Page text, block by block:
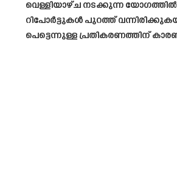
വെള്ളിയാഴ്ച നടക്കുന്ന
റിപോർട്ടുകൾ പുറത്ത്
പെട്ടെന്നുള്ള പ്രതികരണത്തിന്